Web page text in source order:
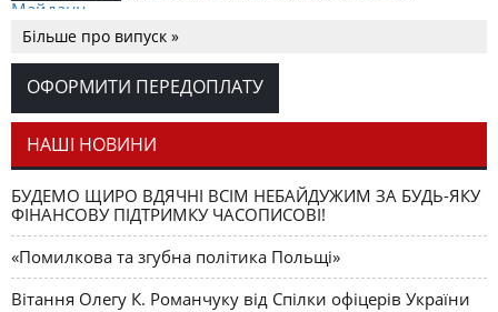
Майдану
ЯВНЕ І ПОТАЄМНЕ Володимир Павелчак
Стамбулі
МИСТЕЦТВО Наталя Тисовська
СІРИЙ КІТ Наталя Тисовська Шляхом шаманських снів
Більше про випуск »
ОФОРМИТИ ПЕРЕДОПЛАТУ
НАШІ НОВИНИ
БУДЕМО ЩИРО ВДЯЧНІ ВСІМ НЕБАЙДУЖИМ ЗА БУДЬ-ЯКУ
ФІНАНСОВУ ПІДТРИМКУ ЧАСОПИСОВІ!
«Помилкова та згубна політика Польщі»
Вітання Олегу К. Романчуку від Спілки офіцерів України